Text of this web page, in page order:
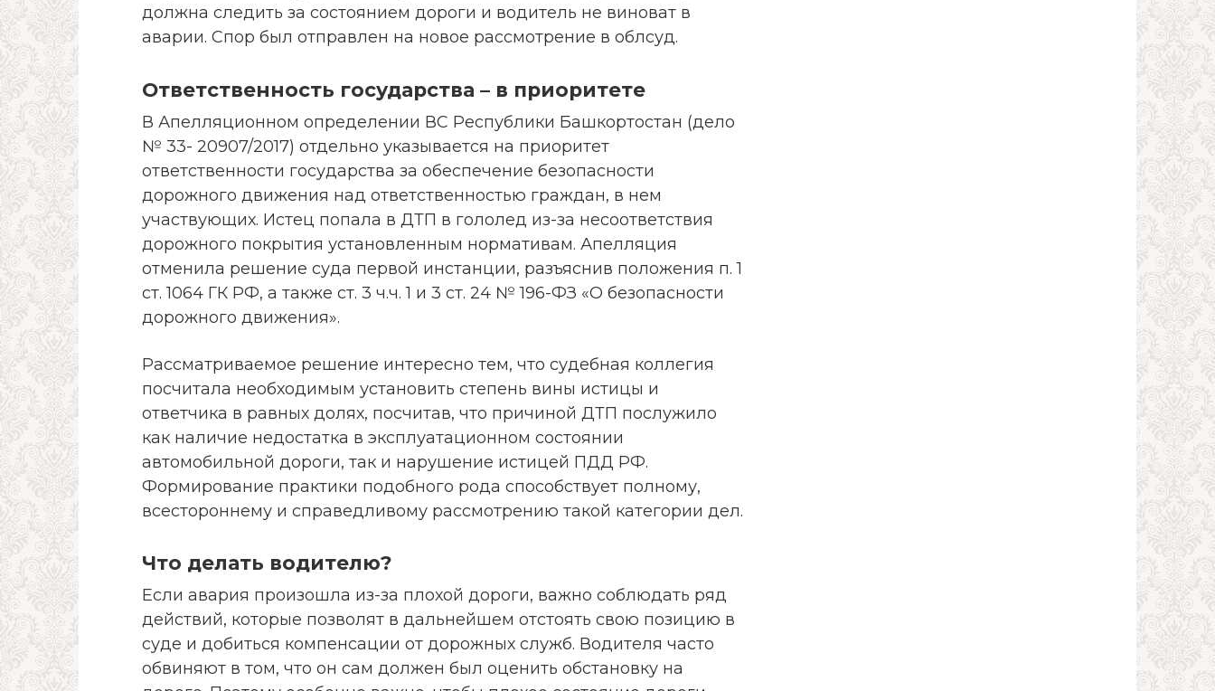
должна следить за состоянием дороги и водитель не виноват в
аварии. Спор был отправлен на новое рассмотрение в облсуд.
Ответственность государства – в приоритете
В Апелляционном определении ВС Республики Башкортостан (дело
№ 33- 20907/2017) отдельно указывается на приоритет
ответственности государства за обеспечение безопасности
дорожного движения над ответственностью граждан, в нем
участвующих. Истец попала в ДТП в гололед из-за несоответствия
дорожного покрытия установленным нормативам. Апелляция
отменила решение суда первой инстанции, разъяснив положения п. 1
ст. 1064 ГК РФ, а также ст. 3 ч.ч. 1 и 3 ст. 24 № 196-ФЗ «О безопасности
дорожного движения».
Рассматриваемое решение интересно тем, что судебная коллегия
посчитала необходимым установить степень вины истицы и
ответчика в равных долях, посчитав, что причиной ДТП послужило
как наличие недостатка в эксплуатационном состоянии
автомобильной дороги, так и нарушение истицей ПДД РФ.
Формирование практики подобного рода способствует полному,
всестороннему и справедливому рассмотрению такой категории дел.
Что делать водителю?
Если авария произошла из-за плохой дороги, важно соблюдать ряд
действий, которые позволят в дальнейшем отстоять свою позицию в
суде и добиться компенсации от дорожных служб. Водителя часто
обвиняют в том, что он сам должен был оценить обстановку на